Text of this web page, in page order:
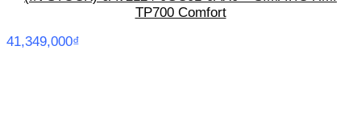
TP700 Comfort
41,349,000₫